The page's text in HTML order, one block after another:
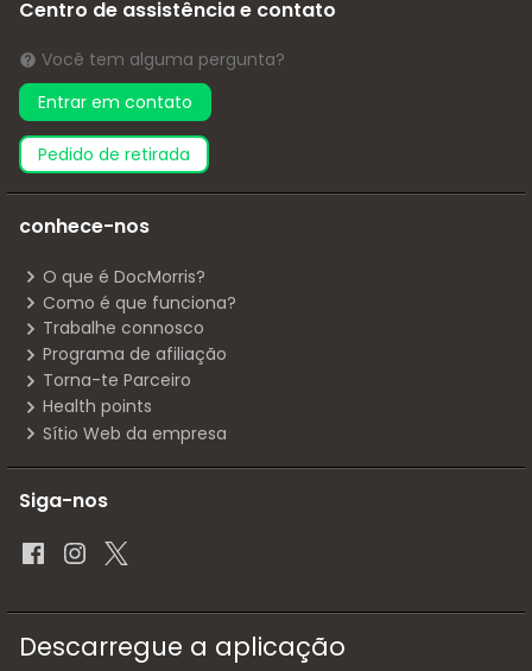
Centro de assistência e contato
Você tem alguma pergunta?
Entrar em contato
pedido de retirada
conhece-nos
O que é DocMorris?
Como é que funciona?
Trabalhe connosco
Programa de afiliação
Torna-te Parceiro
Health points
Sítio Web da empresa
Siga-nos
Descarregue a aplicação